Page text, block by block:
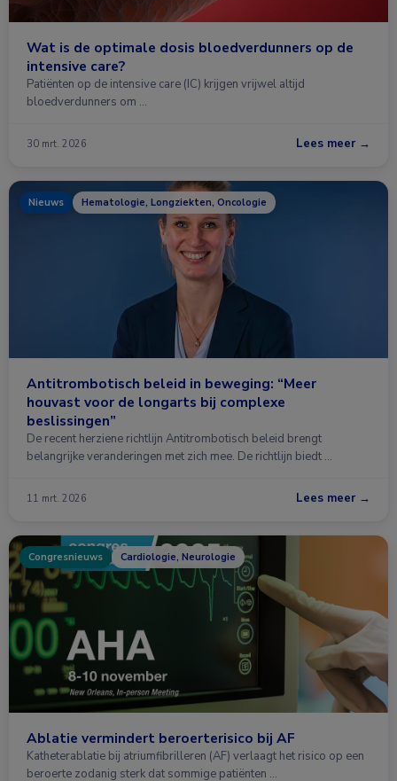
Wat is de optimale dosis bloedverdunners op de
intensive care?
Patiënten op de intensive care (IC) krijgen vrijwel altijd
bloedverdunners om …
30 mrt. 2026 Lees meer →
Nieuws Hematologie, Longziekten, Oncologie
Antitrombotisch beleid in beweging: “Meer
houvast voor de longarts bij complexe
beslissingen”
De recent herziene richtlijn Antitrombotisch beleid brengt
belangrijke veranderingen met zich mee. De richtlijn biedt …
11 mrt. 2026 Lees meer →
Congresnieuws Cardiologie, Neurologie
Ablatie vermindert beroerterisico bij AF
Katheterablatie bij atriumfibrilleren (AF) verlaagt het risico op een
beroerte zodanig sterk dat sommige patiënten …